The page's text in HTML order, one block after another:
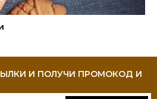
И ПОЛУЧИ ПРОМОКОД И